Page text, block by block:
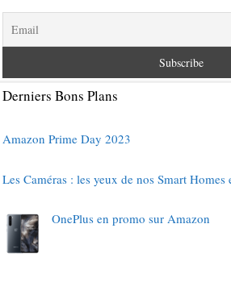
Derniers Bons Plans
Amazon Prime Day 2023
Les Caméras : les yeux de nos Smart
OnePlus en promo sur Amazon